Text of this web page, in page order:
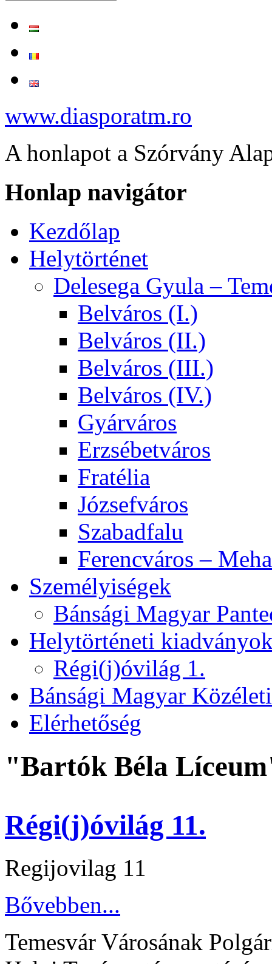
www.diasporatm.ro
A honlapot a Szórvány
Honlap navigátor
Kezdőlap
Helytörténet
Delesega Gyula –
Belváros (I.)
Belváros (II.)
Belváros (III.)
Belváros (IV.)
Gyárváros
Erzsébetváros
Fratélia
Józsefváros
Szabadfalu
Ferencváros –
Személyiségek
Bánsági Magyar
Helytörténeti
Régi(j)óvilág 1.
Bánsági Magyar
Elérhetőség
"Bartók Béla
Régi(j)óvilág 11.
Regijovilag 11
Bővebben...
Temesvár Városának